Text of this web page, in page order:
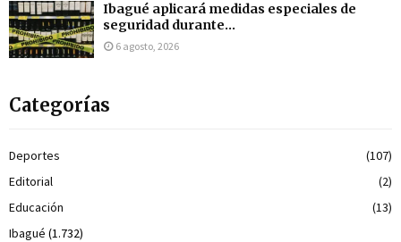
Ibagué aplicará medidas especiales de
seguridad durante...
6 agosto, 2026
Categorías
Deportes
(107)
Editorial
(2)
Educación
(13)
Ibagué (1.732)